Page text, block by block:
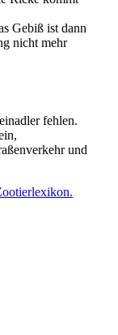
Gebiß ist dann
nicht mehr
fehlen.
und